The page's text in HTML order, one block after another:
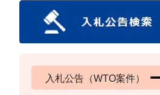
入札公告（WTO案件）